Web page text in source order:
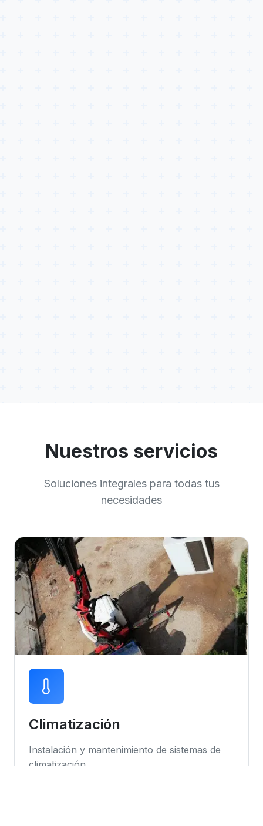
Nuestros servicios
Soluciones integrales para todas tus
necesidades
Climatización
Instalación y mantenimiento de sistemas de
climatización